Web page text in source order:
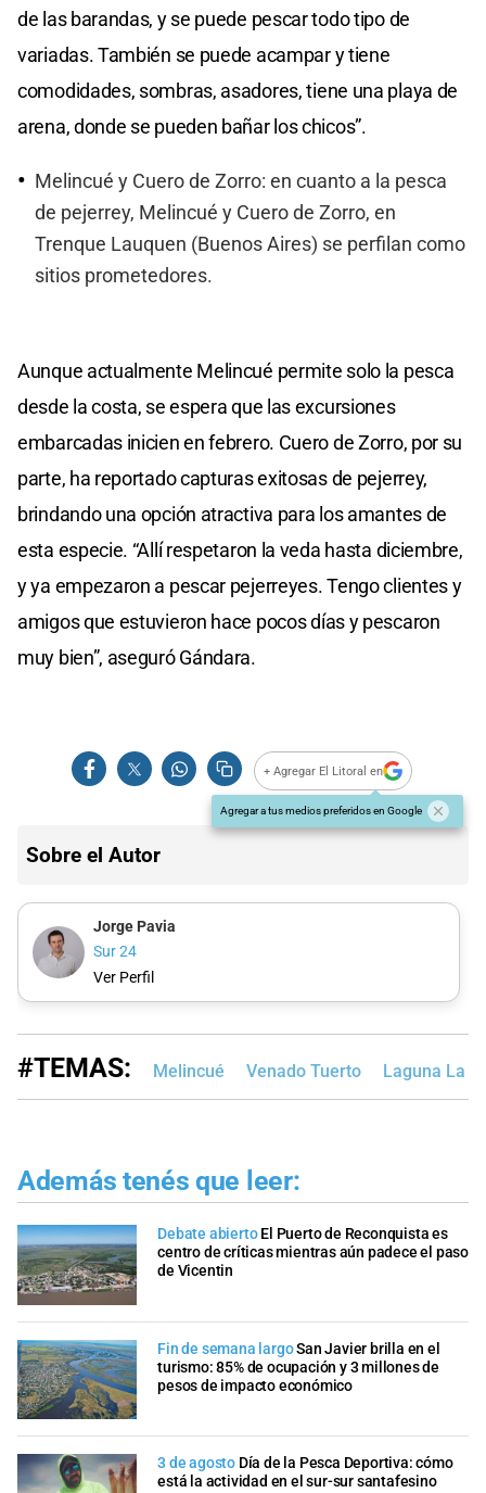
de las barandas, y se puede pescar todo tipo de
variadas. También se puede acampar y tiene
comodidades, sombras, asadores, tiene una playa de
arena, donde se pueden bañar los chicos”.
Melincué y Cuero de Zorro: en cuanto a la pesca
de pejerrey, Melincué y Cuero de Zorro, en
Trenque Lauquen (Buenos Aires) se perfilan como
sitios prometedores.
Aunque actualmente Melincué permite solo la pesca
desde la costa, se espera que las excursiones
embarcadas inicien en febrero. Cuero de Zorro, por su
parte, ha reportado capturas exitosas de pejerrey,
brindando una opción atractiva para los amantes de
esta especie. “Allí respetaron la veda hasta diciembre,
y ya empezaron a pescar pejerreyes. Tengo clientes y
amigos que estuvieron hace pocos días y pescaron
muy bien”, aseguró Gándara.
+ Agregar El Litoral en
Agregar a tus medios preferidos en Google
Sobre el Autor
Jorge Pavia
Sur 24
Ver Perfil
#TEMAS: Melincué Venado Tuerto Laguna La
Además tenés que leer:
Debate abierto El Puerto de Reconquista es
centro de críticas mientras aún padece el paso
de Vicentin
Fin de semana largoSan Javier brilla en el
turismo: 85% de ocupación y 3 millones de
pesos de impacto económico
3 de agosto Día de la Pesca Deportiva: cómo
está la actividad en el sur-sur santafesino